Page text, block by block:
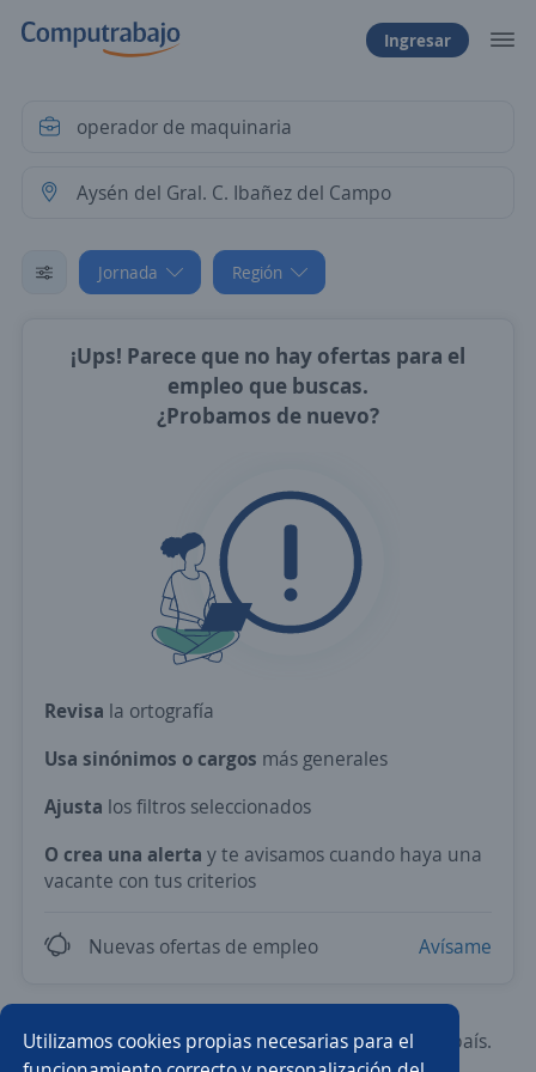
Utilizamos cookies propias necesarias para el
Ingresar
Jornada Región
¡Ups! Parece que no hay ofertas para el
empleo que buscas.
¿Probamos de nuevo?
Revisa la ortografía
Usa sinónimos o cargos más generales
Ajusta los filtros seleccionados
O crea una alerta y te avisamos cuando haya una
vacante con tus criterios
Nuevas ofertas de empleo Avísame
Prueba con los empleos más demandados del país.